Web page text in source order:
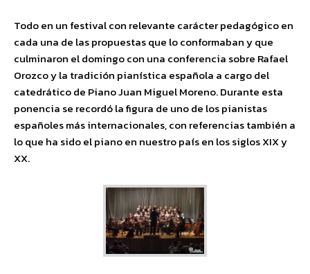
Todo en un festival con relevante carácter pedagógico en
cada una de las propuestas que lo conformaban y que
culminaron el domingo con una conferencia sobre Rafael
Orozco y la tradición pianística española a cargo del
catedrático de Piano Juan Miguel Moreno. Durante esta
ponencia se recordó la figura de uno de los pianistas
españoles más internacionales, con referencias también a
lo que ha sido el piano en nuestro país en los siglos XIX y
XX.